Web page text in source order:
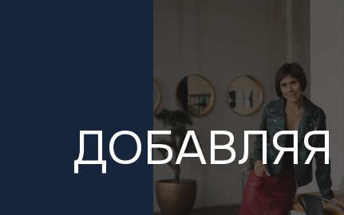
ДОБАВЛЯЯ